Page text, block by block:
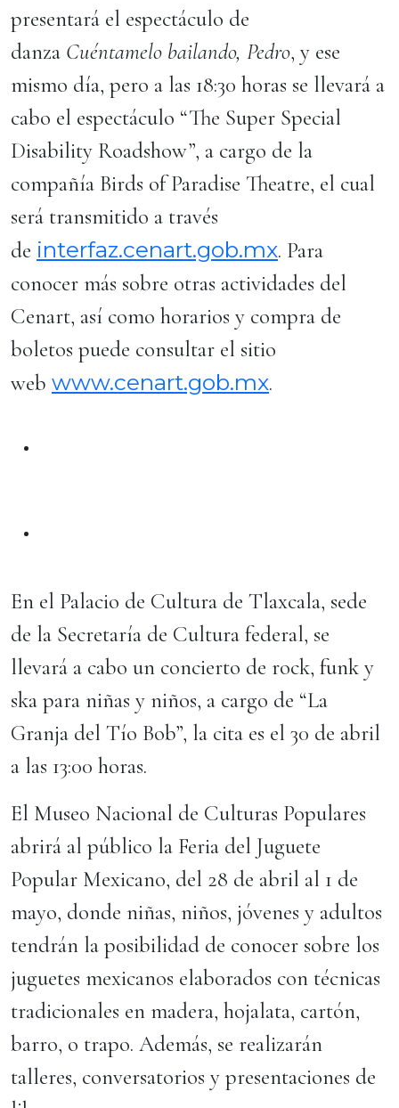
presentará el espectáculo de
danza Cuéntamelo bailando, Pedro, y ese
mismo día, pero a las 18:30 horas se llevará a
cabo el espectáculo “The Super Special
Disability Roadshow”, a cargo de la
compañía Birds of Paradise Theatre, el cual
será transmitido a través
de interfaz.cenart.gob.mx. Para
conocer más sobre otras actividades del
Cenart, así como horarios y compra de
boletos puede consultar el sitio
web www.cenart.gob.mx.
En el Palacio de Cultura de Tlaxcala, sede
de la Secretaría de Cultura federal, se
llevará a cabo un concierto de rock, funk y
ska para niñas y niños, a cargo de “La
Granja del Tío Bob”, la cita es el 30 de abril
a las 13:00 horas.
El Museo Nacional de Culturas Populares
abrirá al público la Feria del Juguete
Popular Mexicano, del 28 de abril al 1 de
mayo, donde niñas, niños, jóvenes y adultos
tendrán la posibilidad de conocer sobre los
juguetes mexicanos elaborados con técnicas
tradicionales en madera, hojalata, cartón,
barro, o trapo. Además, se realizarán
talleres, conversatorios y presentaciones de